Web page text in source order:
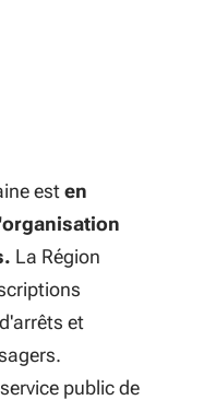
esten
La Région
et
public de